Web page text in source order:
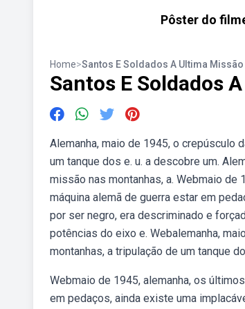
Pôster do
Home>Santos E Soldados A Ultima Missão
Santos E Soldados
Alemanha, maio de 1945, o crepúsculo
um tanque dos e. u. a descobre um.
missão nas montanhas, a. Webmaio de
máquina alemã de guerra estar em
por ser negro, era descriminado e
potências do eixo e. Webalemanha,
montanhas, a tripulação de um tanque
Webmaio de 1945, alemanha, os
em pedaços, ainda existe uma